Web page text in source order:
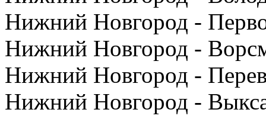
Нижний Новгород -
Нижний Новгород -
Нижний Новгород -
Нижний Новгород -